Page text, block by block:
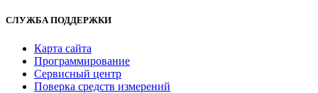
СЛУЖБА ПОДДЕРЖКИ
Карта сайта
Программирование
Сервисный центр
Поверка средств измерений